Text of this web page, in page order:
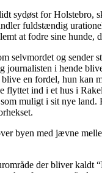
sydøst for Holstebro,
fuldstændig
at fodre sine hunde,
selvmordet og
journalisten i hende
en fordel, hun kan
ind i et hus i
som muligt i sit nye
byen med jævne
der bliver kaldt